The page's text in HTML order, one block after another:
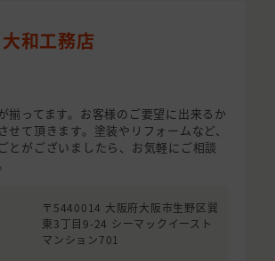
和工務店
揃ってます。お客様のご要望に出来るか
せて頂きます。塗装やリフォームなど、
とがございましたら、お気軽にご相談
〒5440014 大阪府大阪市生野区巽
東3丁目9-24 シーマックイースト
マンション701